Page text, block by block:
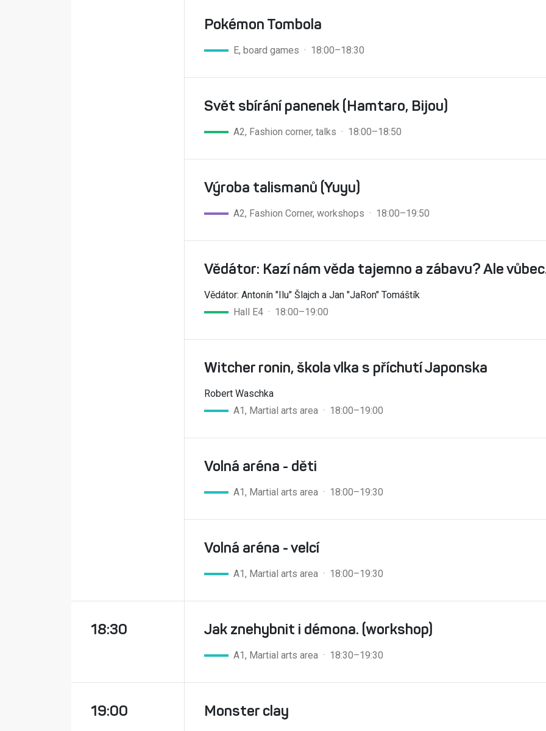
Pokémon Tombola
E, board games · 18:00–18:30
Svět sbírání panenek (Hamtaro, Bijou)
A2, Fashion corner, talks · 18:00–18:50
Výroba talismanů (Yuyu)
A2, Fashion Corner, workshops · 18:00–19:50
Vědátor: Kazí nám věda tajemno a zábavu? Ale
Vědátor: Antonín "Ilu" Šlajch a Jan "JaRon" Tomáštík
Hall E4 · 18:00–19:00
Witcher ronin, škola vlka s příchutí Japonska
Robert Waschka
A1, Martial arts area · 18:00–19:00
Volná aréna - děti
A1, Martial arts area · 18:00–19:30
Volná aréna - velcí
A1, Martial arts area · 18:00–19:30
18:30 Jak znehybnit i démona. (workshop)
A1, Martial arts area · 18:30–19:30
19:00 Monster clay